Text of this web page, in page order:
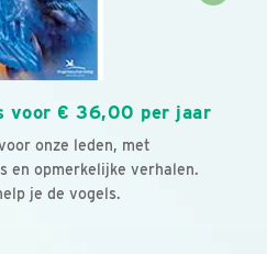
voor € 36,00 per jaar
onze leden, met
en opmerkelijke verhalen.
je de vogels.